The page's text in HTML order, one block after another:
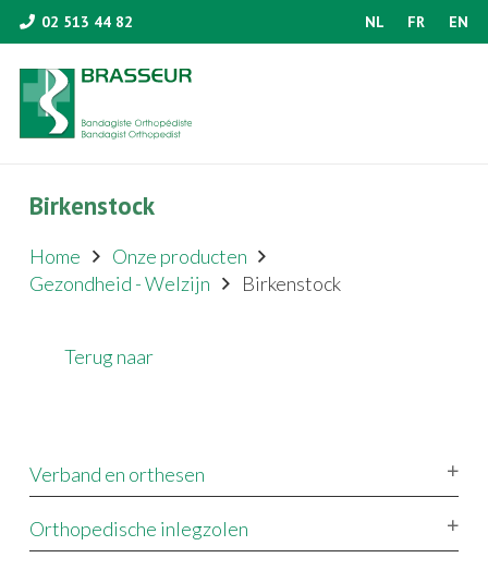
02 513 44 82 NL FR EN
Birkenstock
Home
Onze producten
Gezondheid - Welzijn
Birkenstock
Terug naar
Verband en orthesen
Orthopedische inlegzolen